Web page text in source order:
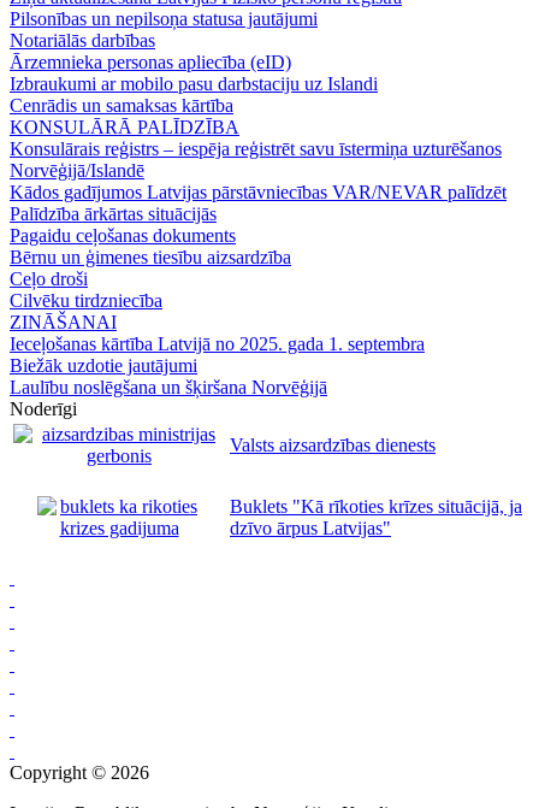
Pilsonības un nepilsoņa statusa jautājumi
Notariālās darbības
Ārzemnieka personas apliecība (eID)
Izbraukumi ar mobilo pasu darbstaciju uz Islandi
Cenrādis un samaksas kārtība
KONSULĀRĀ PALĪDZĪBA
Konsulārais reģistrs – iespēja reģistrēt savu īstermiņa uzturēšanos
Norvēģijā/Islandē
Kādos gadījumos Latvijas pārstāvniecības VAR/NEVAR palīdzēt
Palīdzība ārkārtas situācijās
Pagaidu ceļošanas dokuments
Bērnu un ģimenes tiesību aizsardzība
Ceļo droši
Cilvēku tirdzniecība
ZINĀŠANAI
Ieceļošanas kārtība Latvijā no 2025. gada 1. septembra
Biežāk uzdotie jautājumi
Laulību noslēgšana un šķiršana Norvēģijā
Noderīgi
Valsts aizsardzības dienests
Buklets "Kā rīkoties krīzes situācijā, ja
dzīvo ārpus Latvijas"
Copyright © 2026